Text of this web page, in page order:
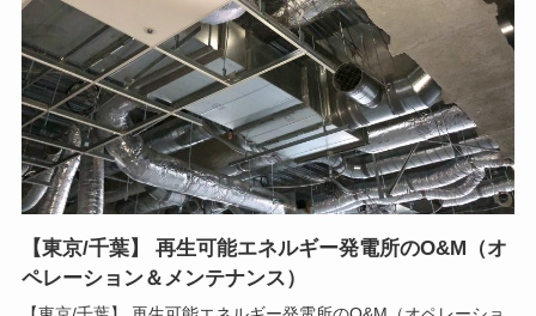
【東京/千葉】 再生可能エネルギー発電所のO&M（オ
ペレーション＆メンテナンス）